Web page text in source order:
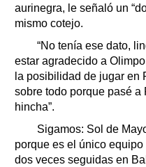
aurinegra, le señaló un
mismo cotejo.
“No tenía ese dato,
estar agradecido a
la posibilidad de jugar en
sobre todo porque pasé a
hincha”.
Sigamos: Sol de
porque es el único
dos veces seguidas en